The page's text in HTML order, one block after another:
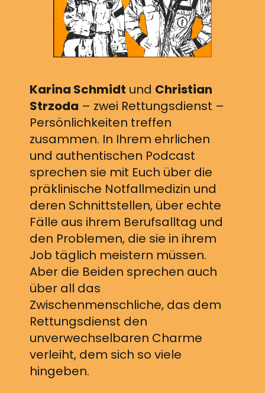
Karina Schmidt und Christian
Strzoda – zwei Rettungsdienst –
Persönlichkeiten treffen
zusammen. In Ihrem ehrlichen
und authentischen Podcast
sprechen sie mit Euch über die
präklinische Notfallmedizin und
deren Schnittstellen, über echte
Fälle aus ihrem Berufsalltag und
den Problemen, die sie in ihrem
Job täglich meistern müssen.
Aber die Beiden sprechen auch
über all das
Zwischenmenschliche, das dem
Rettungsdienst den
unverwechselbaren Charme
verleiht, dem sich so viele
hingeben.